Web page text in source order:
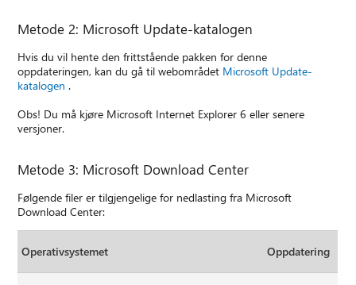
Metode 2: Microsoft Update-katalogen
Hvis du vil hente den frittstående pakken for denne
oppdateringen, kan du gå til webområdet Microsoft Update-
katalogen .
Obs! Du må kjøre Microsoft Internet Explorer 6 eller senere
versjoner.
Metode 3: Microsoft Download Center
Følgende filer er tilgjengelige for nedlasting fra Microsoft
Download Center:
Operativsystemet Oppdatering